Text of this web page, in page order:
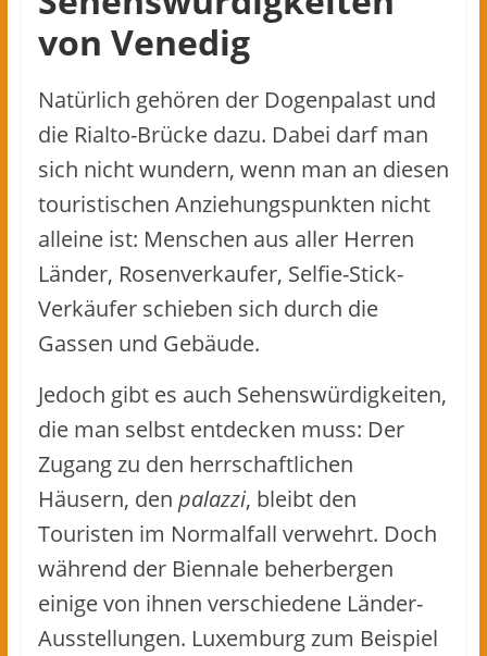
von Venedig
Natürlich gehören der Dogenpalast und
die Rialto-Brücke dazu. Dabei darf man
sich nicht wundern, wenn man an diesen
touristischen Anziehungspunkten nicht
alleine ist: Menschen aus aller Herren
Länder, Rosenverkaufer, Selfie-Stick-
Verkäufer schieben sich durch die
Gassen und Gebäude.
Jedoch gibt es auch Sehenswürdigkeiten,
die man selbst entdecken muss: Der
Zugang zu den herrschaftlichen
Häusern, den palazzi, bleibt den
Touristen im Normalfall verwehrt. Doch
während der Biennale beherbergen
einige von ihnen verschiedene Länder-
Ausstellungen. Luxemburg zum Beispiel